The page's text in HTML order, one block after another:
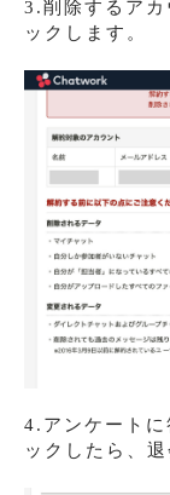
3.削除するアカ
ックします。
4.アンケートに
ックしたら、退